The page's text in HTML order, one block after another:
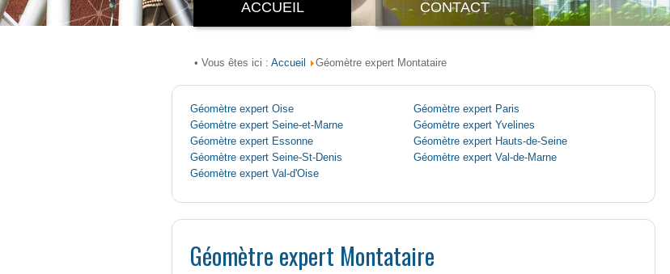
ACCUEIL CONTACT
• Vous êtes ici : Accueil Géomètre expert Montataire
Géomètre expert Oise
Géomètre expert Paris
Géomètre expert Seine-et-Marne
Géomètre expert Yvelines
Géomètre expert Essonne
Géomètre expert Hauts-de-Seine
Géomètre expert Seine-St-Denis
Géomètre expert Val-de-Marne
Géomètre expert Val-d'Oise
Géomètre expert Montataire